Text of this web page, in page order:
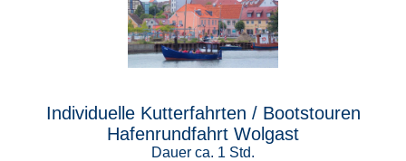
Individuelle Kutterfahrten / Bootstouren
Hafenrundfahrt Wolgast
Dauer ca. 1 Std.